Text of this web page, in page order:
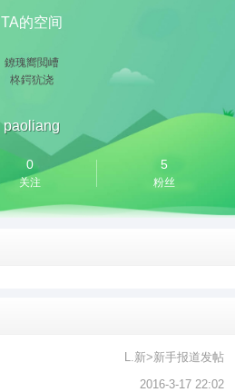
TA的空间
鐐瑰嚮閲嶆
柊鍔犺浇
paoliang
0
关注
5
粉丝
L.新>新手报道发帖
2016-3-17 22:02